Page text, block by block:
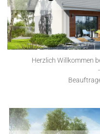
Herzlich Willkommen
-